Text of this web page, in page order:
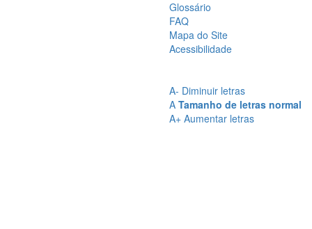
Glossário
FAQ
Mapa do Site
Acessibilidade
A- Diminuir letras
A Tamanho de letras normal
A+ Aumentar letras